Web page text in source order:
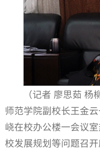
（记者 廖思茹
师范学院副校长王金
峣在校办公楼一会议
校发展规划等问题召